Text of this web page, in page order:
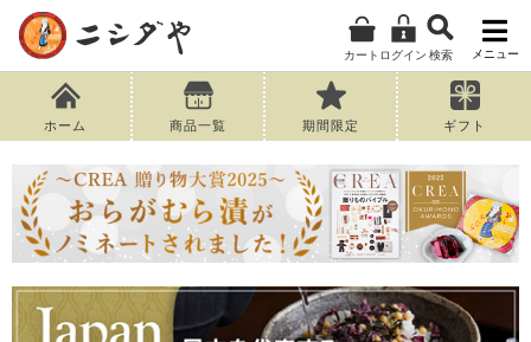
カート ログイン 検索 メニュー
ホーム 商品一覧 期間限定 ギフト